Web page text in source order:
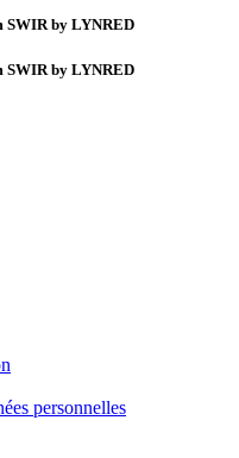
SWIR by LYNRED
SWIR by LYNRED
personnelles